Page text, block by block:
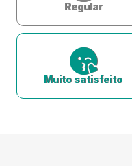
Regular
Muito satisfeito